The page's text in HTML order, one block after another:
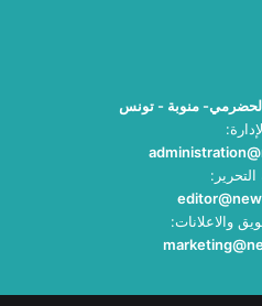
والاعلانات: